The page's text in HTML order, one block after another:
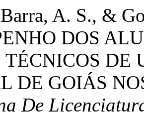
A. S., &
DOS
TÉCNICOS
DE GOIÁS
De